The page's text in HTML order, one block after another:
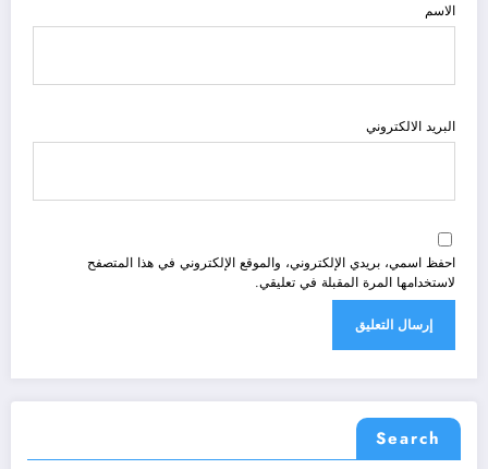
الاسم
البريد الالكتروني
احفظ اسمي، بريدي الإلكتروني، والموقع الإلكتروني في هذا المتصفح
لاستخدامها المرة المقبلة في تعليقي.
Search